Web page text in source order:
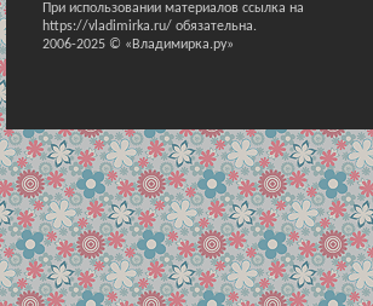
При использовании материалов ссылка на
https://vladimirka.ru/ обязательна.
2006-2025 © «Владимирка.ру»